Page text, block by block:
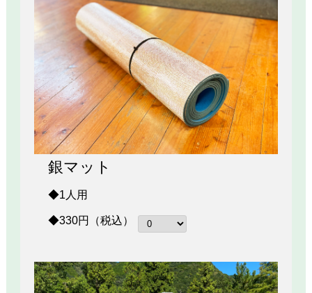
銀マット
◆1人用
◆330円（税込）